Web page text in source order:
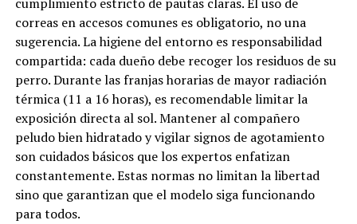
correas en accesos comunes es obligatorio, no una
sugerencia. La higiene del entorno es responsabilidad
compartida: cada dueño debe recoger los residuos de su
perro. Durante las franjas horarias de mayor radiación
térmica (11 a 16 horas), es recomendable limitar la
exposición directa al sol. Mantener al compañero
peludo bien hidratado y vigilar signos de agotamiento
son cuidados básicos que los expertos enfatizan
constantemente. Estas normas no limitan la libertad
sino que garantizan que el modelo siga funcionando
para todos.